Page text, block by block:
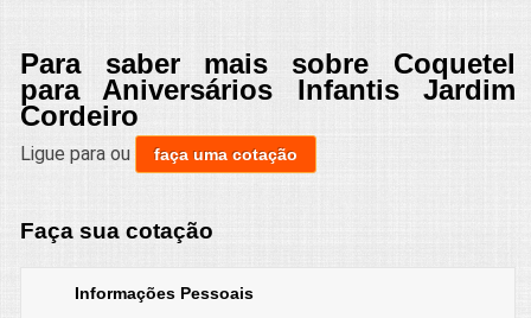
Para saber mais sobre Coquetel
para Aniversários Infantis Jardim
Cordeiro
Ligue paraou faça uma cotação
Faça sua cotação
Informações Pessoais